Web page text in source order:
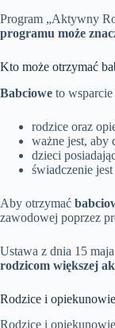
Program „Aktywny
programu może
Kto może otrzymać
Babciowe to
rodzice oraz
ważne jest, aby
dzieci
świadczenie
Aby otrzymać
zawodowej poprzez
Ustawa z dnia 15
rodzicom większej
Rodzice i
Rodzice i